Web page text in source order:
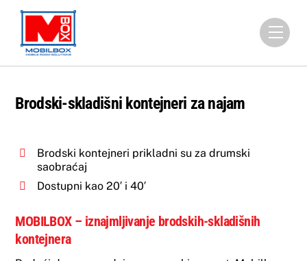
Skip
content
Brodski-skladišni kontejneri za najam
Brodski kontejneri prikladni su za drumski
saobraćaj
Dostupni kao 20′ i 40′
MOBILBOX – iznajmljivanje brodskih-skladišnih
kontejnera